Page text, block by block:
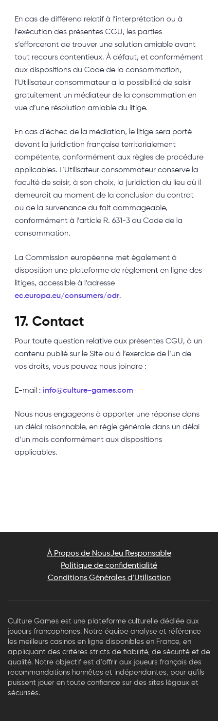
En cas de différend relatif à l’interprétation ou à
l’exécution des présentes CGU, les parties
s’efforceront de trouver une solution amiable avant
tout recours contentieux. À défaut, et conformément
aux dispositions du Code de la consommation,
l’Utilisateur consommateur a la possibilité de saisir
gratuitement un médiateur de la consommation en
vue d’une résolution amiable du litige.
En cas d’échec de la médiation, le litige sera porté
devant la juridiction française territorialement
compétente, conformément aux règles de procédure
applicables. L’Utilisateur consommateur conserve la
faculté de saisir, à son choix, la juridiction du lieu où il
demeurait au moment de la conclusion du contrat
ou de la survenance du fait dommageable,
conformément à l’article R. 631-3 du Code de la
consommation.
La Commission européenne met également à
disposition une plateforme de règlement en ligne des
litiges, accessible à l’adresse
ec.europa.eu/consumers/odr.
17. Contact
Pour toute question relative aux présentes CGU, à un
contenu publié sur le Site ou à l’exercice de l’un de
vos droits, vous pouvez nous joindre :
E-mail : info@culture-games.com
Nous nous engageons à apporter une réponse dans
un délai raisonnable, en règle générale dans un délai
d’un mois conformément aux dispositions
applicables.
À Propos de NousJeu Responsable
Politique de confidentialité
Conditions Générales d’Utilisation
Culture Games est une plateforme culturelle dédiée aux
joueurs francophones. Notre équipe analyse et référence
les meilleurs casinos en ligne disponibles en France, en
appliquant des critères stricts de fiabilité, de sécurité et de
qualité. Notre objectif est d'offrir aux joueurs français des
recommandations honnêtes et indépendantes, pour qu'ils
puissent jouer en toute confiance sur des sites légaux et
sécurisés.